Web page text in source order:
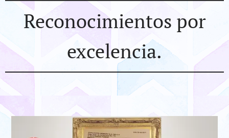
Reconocimientos por
excelencia.